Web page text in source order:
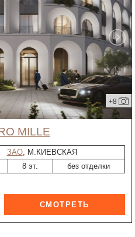
+8
MILLE
ЗАО, М.КИЕВСКАЯ
8 эт. без отделки